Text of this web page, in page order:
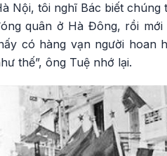
Nội, tôi nghĩ Bác biết
quân ở Hà Đông, rồi
có hàng vạn người hoan
thế”, ông Tuệ nhớ lại.